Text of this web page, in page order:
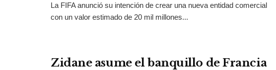
La FIFA anunció su intención de crear una nueva entidad comercial
con un valor estimado de 20 mil millones...
Zidane asume el banquillo de Francia